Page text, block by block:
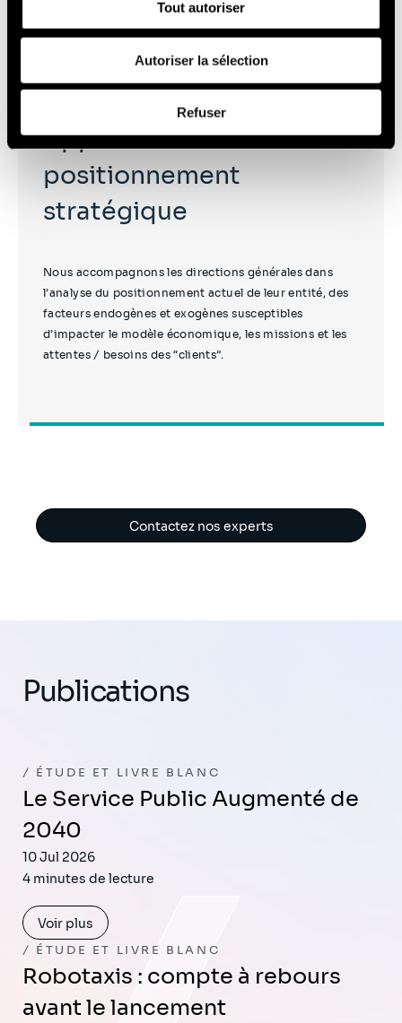
celles-ci avec d'autres informations que vous leur avez
fournies ou qu'ils ont collectées lors de votre utilisation
de leurs services (cookies tiers).
vous pouvez nous contacter et comment nous traitons
Politique de protection des données à caractère
personnel.
Tout autoriser
Autoriser la sélection
Refuser
projections sur l’avenir.
Appui à la définition du
positionnement
stratégique
Nous accompagnons les directions générales dans
l’analyse du positionnement actuel de leur entité, des
facteurs endogènes et exogènes susceptibles
d’impacter le modèle économique, les missions et les
attentes / besoins des “clients”.
Contactez nos experts
Publications
ÉTUDE ET LIVRE BLANC
Le Service Public Augmenté de
2040
10 Jul 2026
4 minutes de lecture
Voir plus
ÉTUDE ET LIVRE BLANC
Robotaxis : compte à rebours
avant le lancement